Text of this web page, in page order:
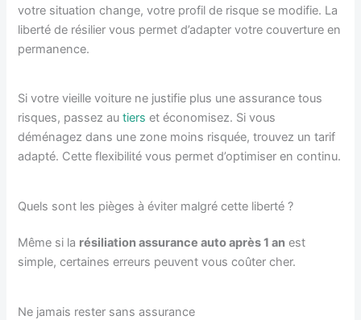
votre situation change, votre profil de risque se modifie. La
liberté de résilier vous permet d’adapter votre couverture en
permanence.
Si votre vieille voiture ne justifie plus une assurance tous
risques, passez autiers et économisez. Si vous
déménagez dans une zone moins risquée, trouvez un tarif
adapté. Cette flexibilité vous permet d’optimiser en continu.
Quels sont les pièges à éviter malgré cette liberté ?
Même si la résiliation assurance auto après 1 an est
simple, certaines erreurs peuvent vous coûter cher.
Ne jamais rester sans assurance